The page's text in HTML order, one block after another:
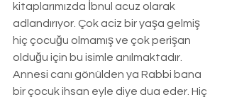
kitaplarımızda İbnul acuz olarak
adlandırıyor. Çok aciz bir yaşa gelmiş
hiç çocuğu olmamış ve çok perişan
olduğu için bu isimle anılmaktadır.
Annesi canı gönülden ya Rabbi bana
bir çocuk ihsan eyle diye dua eder. Hiç